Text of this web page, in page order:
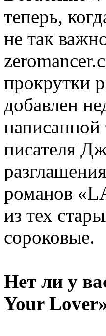
теперь,
не так
прокрутки
добавлен
писателя
романов
из тех
сороковые.
Нет ли у
Your